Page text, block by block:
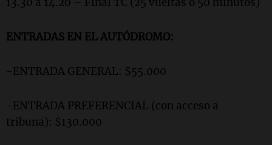
ENTRADAS EN EL AUTÓDROMO:
-ENTRADA GENERAL: $55.000
-ENTRADA PREFERENCIAL (con acceso a
tribuna): $130.000